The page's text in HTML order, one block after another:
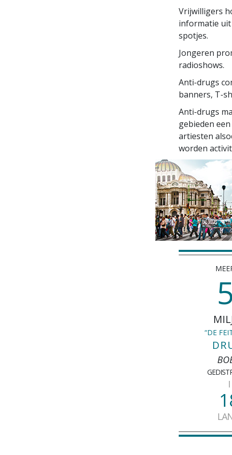
Vrijwilligers
informatie uit
spotjes.
Jongeren
radioshows.
Anti-drugs
banners, T-
Anti-drugs
gebieden
artiesten
worden
“DE